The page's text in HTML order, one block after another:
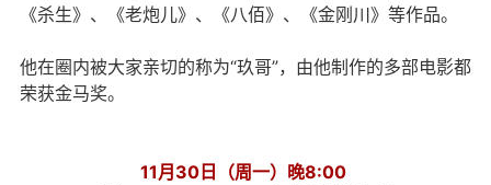
《杀生》、《老炮儿》、《八佰》、《金刚川》等作品。
他在圈内被大家亲切的称为“玖哥”，由他制作的多部电影都
荣获金马奖。
11月30日（周一）晚8:00